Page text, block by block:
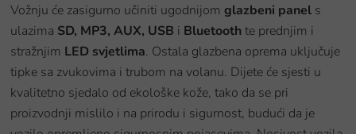
Vožnju će zasigurno učiniti ugodnijom glazbeni panel s
ulazima SD, MP3, AUX, USB i Bluetoothte prednjim i
stražnjim LED svjetlima. Ostala glazbena oprema uključuje
tipke sa zvukovima i trubom na volanu. Dijete će sjesti u
kvalitetno sjedalo od ekološke kože, tako da se pri
proizvodnji mislilo i na prirodu i sigurnost, budući da je